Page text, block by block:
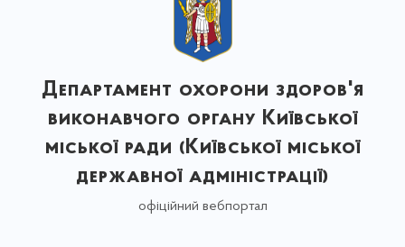
Департамент охорони здоров'я
виконавчого органу Київської
міської ради (Київської міської
державної адміністрації)
офіційний вебпортал